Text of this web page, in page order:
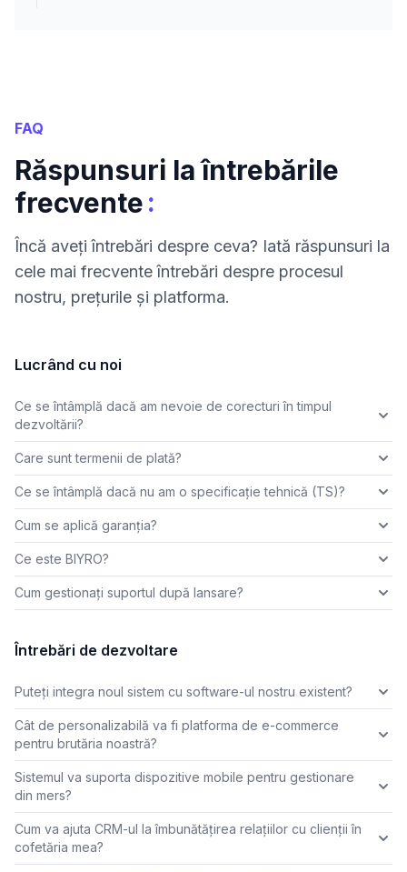
FAQ
Răspunsuri la întrebările
frecvente:
Încă aveți întrebări despre ceva? Iată răspunsuri la
cele mai frecvente întrebări despre procesul
nostru, prețurile și platforma.
Lucrând cu noi
Ce se întâmplă dacă am nevoie de corecturi în timpul
dezvoltării?
Care sunt termenii de plată?
Ce se întâmplă dacă nu am o specificație tehnică (TS)?
Cum se aplică garanția?
Ce este BIYRO?
Cum gestionați suportul după lansare?
Întrebări de dezvoltare
Puteți integra noul sistem cu software-ul nostru existent?
Cât de personalizabilă va fi platforma de e-commerce
pentru brutăria noastră?
Sistemul va suporta dispozitive mobile pentru gestionare
din mers?
Cum va ajuta CRM-ul la îmbunătățirea relațiilor cu clienții în
cofetăria mea?